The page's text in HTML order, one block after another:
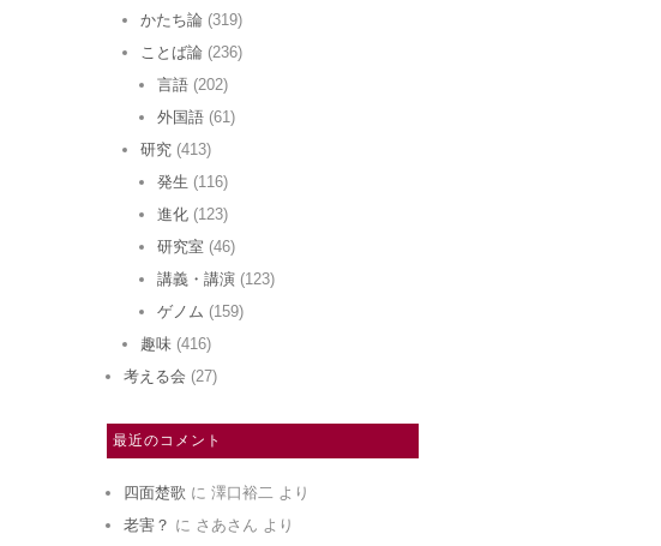
かたち論 (319)
ことば論 (236)
言語 (202)
外国語 (61)
研究 (413)
発生 (116)
進化 (123)
研究室 (46)
講義・講演 (123)
ゲノム (159)
趣味 (416)
考える会 (27)
最近のコメント
四面楚歌 に 澤口裕二 より
老害？ に さあさん より